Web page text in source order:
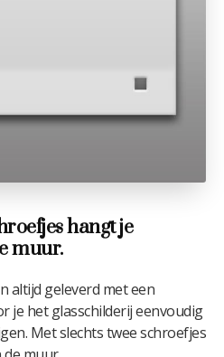
hangt je
muur.
altijd geleverd met een
je het glasschilderij eenvoudig
Met slechts twee schroefjes